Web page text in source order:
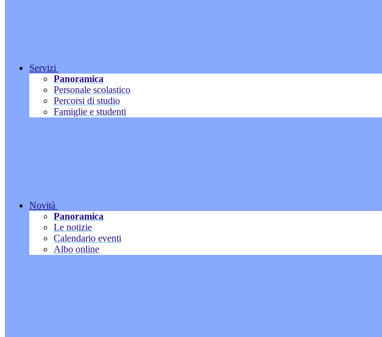
Servizi
Panoramica
Personale scolastico
Percorsi di studio
Famiglie e studenti
Novità
Panoramica
Le notizie
Calendario eventi
Albo online